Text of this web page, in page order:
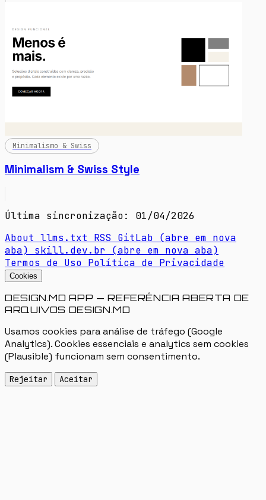
Minimalismo & Swiss
Minimalism & Swiss Style
Última sincronização: 01/04/2026
About llms.txt RSS GitLab (abre em nova
aba)
skill.dev.br (abre em nova aba)
Termos de Uso Política de Privacidade
Cookies
DESIGN.MD APP — REFERÊNCIA ABERTA DE
ARQUIVOS DESIGN.MD
Usamos cookies para análise de tráfego (Google
Analytics). Cookies essenciais e analytics sem cookies
(Plausible) funcionam sem consentimento.
Rejeitar Aceitar